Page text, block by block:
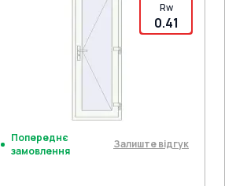
Rw
0.41
Попереднє
замовлення
Залиште відгук